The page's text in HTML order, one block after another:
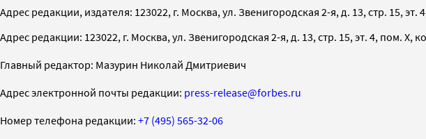
Адрес редакции, издателя: 123022, г. Москва, ул. Звенигородская 2-я, д. 13, стр. 15, эт.
Адрес редакции: 123022, г. Москва, ул. Звенигородская 2-я, д. 13, стр. 15, эт. 4, пом. X,
Главный редактор: Мазурин Николай Дмитриевич
Адрес электронной почты редакции: press-release@forbes.ru
Номер телефона редакции: +7 (495) 565-32-06